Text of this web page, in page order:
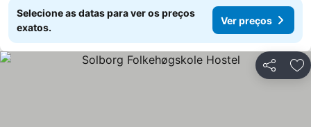
Selecione as datas para ver os preços
exatos.
Ver preços
Partilhar